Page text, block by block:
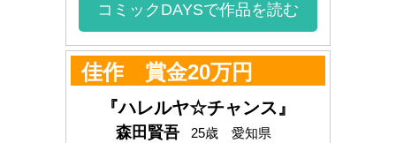
コミックDAYSで作品を読む
佳作 賞金20万円
『ハレルヤ☆チャンス』
森田賢吾 25歳 愛知県